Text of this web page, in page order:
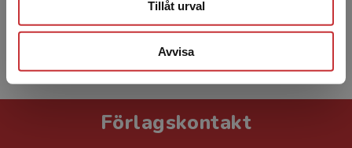
Tillåt urval
Avvisa
Visa alla - 30
Förlagskontakt